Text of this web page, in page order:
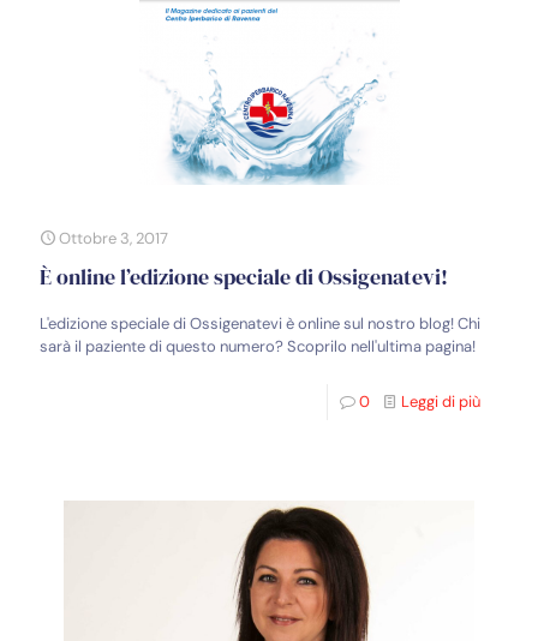
Ottobre 3, 2017
È online l’edizione speciale di Ossigenatevi!
L'edizione speciale di Ossigenatevi è online sul nostro blog! Chi
sarà il paziente di questo numero? Scoprilo nell'ultima pagina!
0 Leggi di più